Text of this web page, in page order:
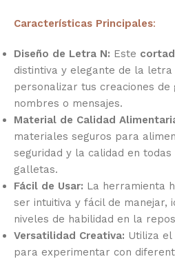
Características Principales:
Diseño de Letra N: Este
distintiva y elegante de la
personalizar tus creaciones de
nombres o mensajes.
Material de Calidad
materiales seguros para
seguridad y la calidad en todas
galletas.
Fácil de Usar: La herramienta
ser intuitiva y fácil de manejar,
niveles de habilidad en la
Versatilidad Creativa: Utiliza el
para experimentar con